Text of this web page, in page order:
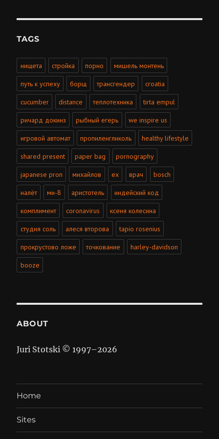
TAGS
нищета стройка порно мишель монтень
путь к успеху борщ трансгендер croatia
cucumber distance теплотехника tirta empul
ричард докинз рыбный егерь we inspire us
игровой автомат пропиленгликоль healthy lifestyle
shared present paper bag pornography
japanese pron михайлов ex врач bosch
налёт ми-8 аристотель индейский код
комплимент coronavirus ксеня колесина
студия соль алеся второва tapio rosenius
прокрустово ложе точкование harley-davidson
booze
ABOUT
Juri Stotski © 1997–2026
Home
Sites